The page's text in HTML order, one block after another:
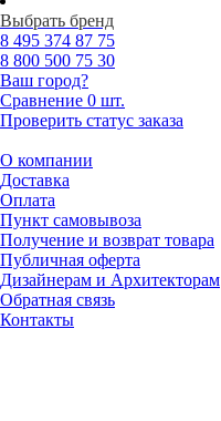
Выбрать бренд
8 495 374 87 75
8 800 500 75 30
Ваш город?
Сравнение 0 шт.
Проверить статус заказа
О компании
Доставка
Оплата
Пункт самовывоза
Получение и возврат товара
Публичная оферта
Дизайнерам и Архитекторам
Обратная связь
Контакты